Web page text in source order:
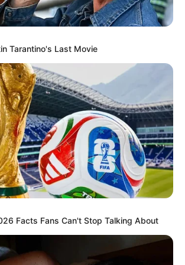
Tarantino's Last Movie
Facts Fans Can't Stop Talking About